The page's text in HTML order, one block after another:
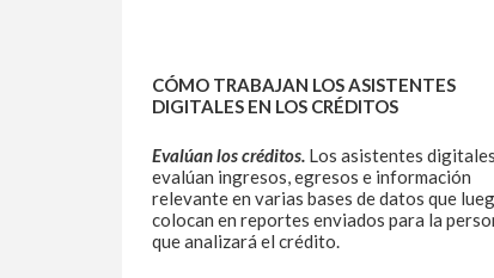
CÓMO TRABAJAN LOS ASISTENTES
DIGITALES EN LOS CRÉDITOS
Evalúan los créditos. Los asistentes digitales
evalúan ingresos, egresos e información
relevante en varias bases de datos que
colocan en reportes enviados para la
que analizará el crédito.